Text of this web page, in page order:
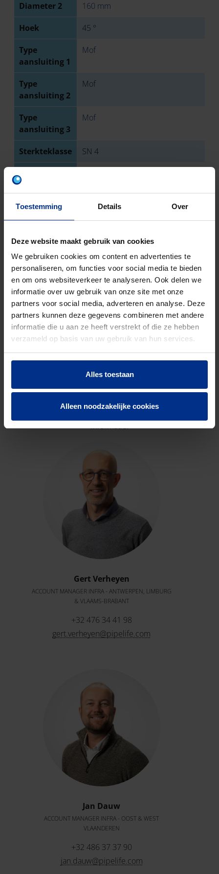
Toestemming Details Over
Deze website maakt gebruik van cookies
We gebruiken cookies om content en advertenties te
personaliseren, om functies voor social media te bieden
en om ons websiteverkeer te analyseren. Ook delen we
informatie over uw gebruik van onze site met onze
partners voor social media, adverteren en analyse. Deze
partners kunnen deze gegevens combineren met andere
informatie die u aan ze heeft verstrekt of die ze hebben
verzameld op basis van uw gebruik van hun services.
Alles toestaan
Alleen noodzakelijke cookies
Diameter 2 160 mm
Hoek 45 °
Type
aansluiting 1
Mof
Type
aansluiting 2
Mof
Type
aansluiting 3
Mof
Sterkteklasse SN 4
EN-norm
Keurmerk BENOR
Aantal stuks
Bruto
gewicht
8450
Discount
code
O03
DOWNLOADS
CONTACTEER ONS
informatie.
Gert Verheyen
ACCOUNT MANAGER INFRA - ANTWERPEN, LIMBURG
& VLAAMS-BRABANT
+32 476 34 41 98
gert.verheyen@pipelife.com
Jan Dauw
ACCOUNT MANAGER INFRA - OOST & WEST
VLAANDEREN
+32 486 37 37 90
jan.dauw@pipelife.com